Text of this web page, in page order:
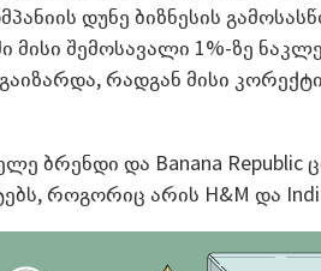
დუნე ბიზნესის
მისი შემოსავალი 1%-ზე
რადგან მისი
ბრენდი და Banana
როგორიც არის H&M და